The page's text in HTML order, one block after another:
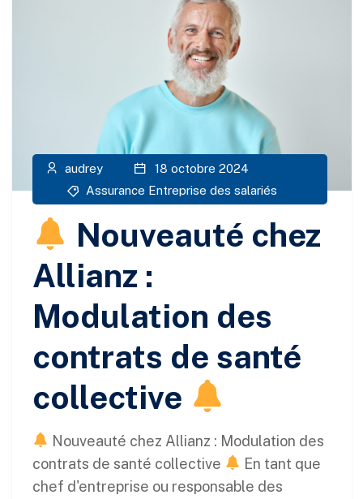
audrey
18 octobre 2024
Assurance Entreprise des salariés
Nouveauté chez
Allianz :
Modulation des
contrats de santé
collective
Nouveauté chez Allianz : Modulation des
contrats de santé collective
En tant que
chef d'entreprise ou responsable des